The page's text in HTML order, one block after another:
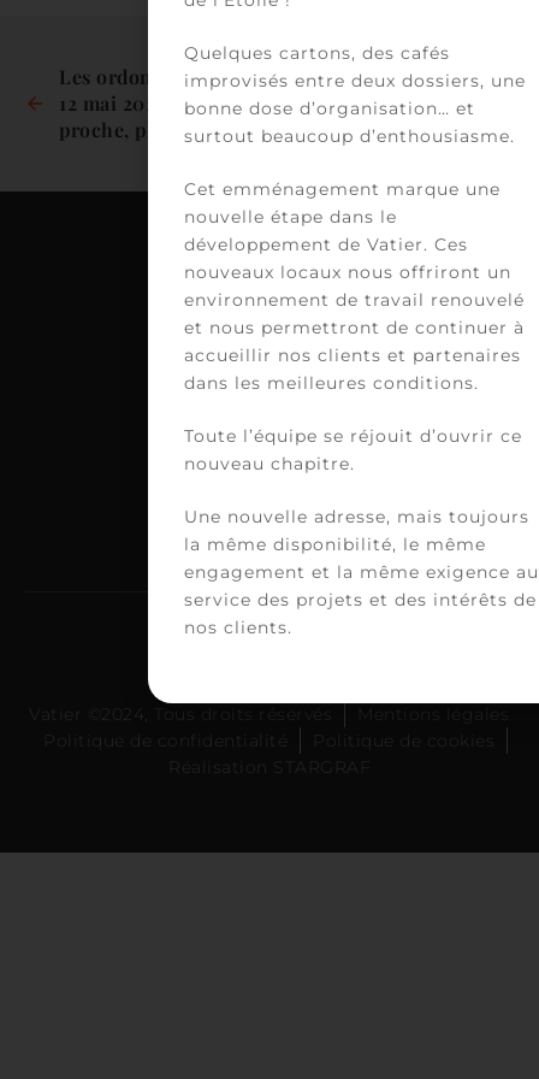
Les ordonnances du
12 mai 2021 : Plus
proche, plus simple,
Vœux 2022
39
Vatier ©2024, Tous droits réservés
Mentions légales
Politique de confidentialité
Politique de cookies
Réalisation STARGRAF
Quelques cartons, des cafés
improvisés entre deux dossiers, une
bonne dose d’organisation… et
surtout beaucoup d’enthousiasme.
Cet emménagement marque une
nouvelle étape dans le
développement de Vatier. Ces
nouveaux locaux nous offriront un
environnement de travail renouvelé
et nous permettront de continuer à
accueillir nos clients et partenaires
dans les meilleures conditions.
Toute l’équipe se réjouit d’ouvrir ce
nouveau chapitre.
Une nouvelle adresse, mais toujours
la même disponibilité, le même
engagement et la même exigence au
service des projets et des intérêts de
nos clients.